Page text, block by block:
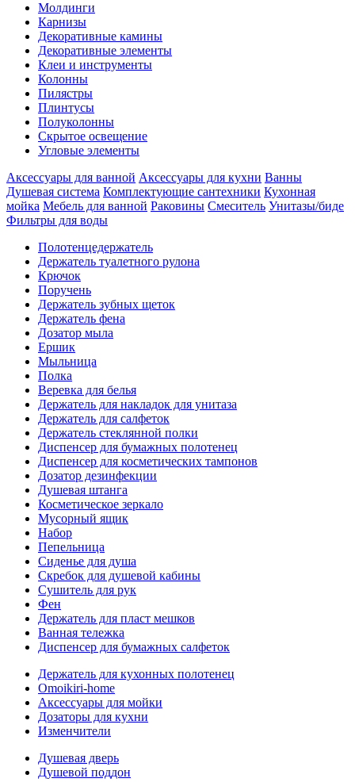
Молдинги
Карнизы
Декоративные камины
Декоративные элементы
Клеи и инструменты
Колонны
Пилястры
Плинтусы
Полуколонны
Скрытое освещение
Угловые элементы
Аксессуары для ванной Аксессуары для кухни Ванны
Душевая система Комплектующие сантехники Кухонная
мойка Мебель для ванной Раковины Смеситель Унитазы/биде
Фильтры для воды
Полотенцедержатель
Держатель туалетного рулона
Крючок
Поручень
Держатель зубных щеток
Держатель фена
Дозатор мыла
Eршик
Мыльница
Полка
Веревка для белья
Держатель для накладок для унитаза
Держатель для салфеток
Держатель стеклянной полки
Диспенсер для бумажных полотенец
Диспенсер для косметических тампонов
Дозатор дезинфекции
Душевая штанга
Косметическое зеркало
Мусорный ящик
Набор
Пепельница
Сиденье для душа
Скребок для душевой кабины
Сушитель для рук
Фен
Держатель для пласт мешков
Ванная тележка
Диспенсер для бумажных салфеток
Держатель для кухонных полотенец
Omoikiri-home
Аксессуары для мойки
Дозаторы для кухни
Изменчители
Душевая дверь
Душевой поддон